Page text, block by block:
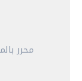
محرر